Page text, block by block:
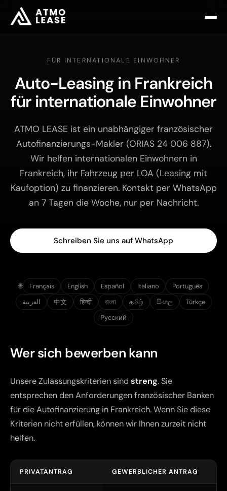
FÜR INTERNATIONALE EINWOHNER
Auto-Leasing in Frankreich
für internationale Einwohner
ATMO LEASE ist ein unabhängiger französischer
Autofinanzierungs-Makler (ORIAS 24 006 887).
Wir helfen internationalen Einwohnern in
Frankreich, ihr Fahrzeug per LOA (Leasing mit
Kaufoption) zu finanzieren. Kontakt per WhatsApp
an 7 Tagen die Woche, nur per Nachricht.
Schreiben Sie uns auf WhatsApp
🌐 Français English Español Italiano
Português
العربية
中文 हिन्दी বাংলা தமிழ் සිංහල
Türkçe
Русский
Wer sich bewerben kann
Unsere Zulassungskriterien sind streng. Sie
entsprechen den Anforderungen französischer Banken
für die Autofinanzierung in Frankreich. Wenn Sie diese
Kriterien nicht erfüllen, können wir Ihnen zurzeit nicht
helfen.
PRIVATANTRAG GEWERBLICHER ANTRAG